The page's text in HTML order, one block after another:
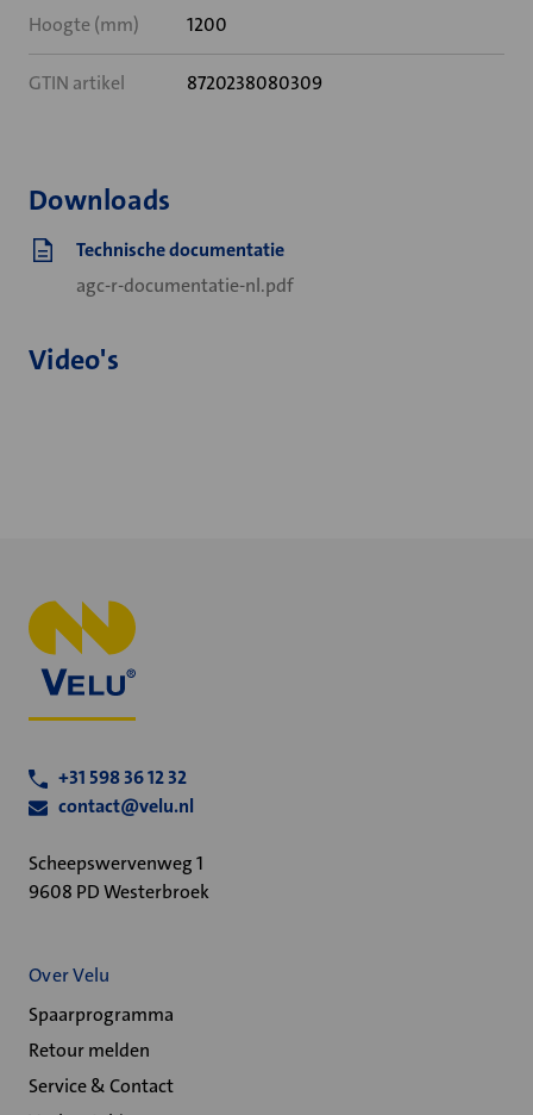
Hoogte (mm) 1200
GTIN artikel 8720238080309
Downloads
Technische documentatie
agc-r-documentatie-nl.pdf
Video's
+31 598 36 12 32
contact@velu.nl
Scheepswervenweg 1
9608 PD Westerbroek
Over Velu
Spaarprogramma
Retour melden
Service & Contact